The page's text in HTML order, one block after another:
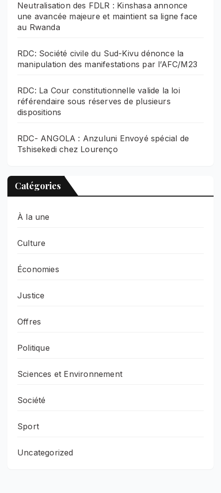
Neutralisation des FDLR : Kinshasa annonce
une avancée majeure et maintient sa ligne face
au Rwanda
RDC: Société civile du Sud-Kivu dénonce la
manipulation des manifestations par l’AFC/M23
RDC: La Cour constitutionnelle valide la loi
référendaire sous réserves de plusieurs
dispositions
RDC- ANGOLA : Anzuluni Envoyé spécial de
Tshisekedi chez Lourenço
Catégories
À la une
Culture
Économies
Justice
Offres
Politique
Sciences et Environnement
Société
Sport
Uncategorized